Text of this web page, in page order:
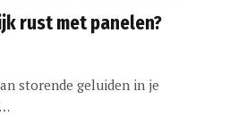
rust met panelen?
storende geluiden in je